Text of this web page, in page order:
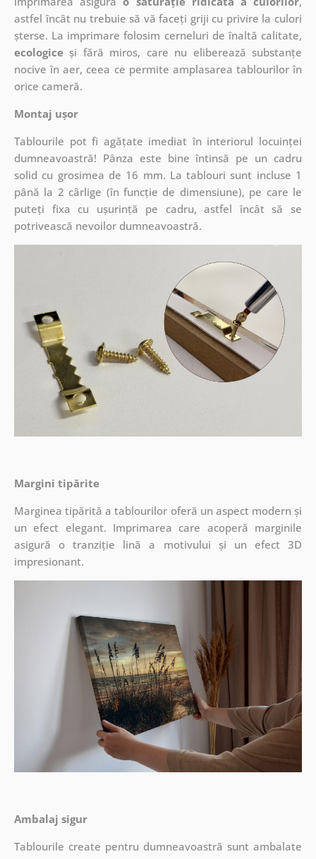
astfel încât nu trebuie să vă faceți griji cu privire la culori
șterse. La imprimare folosim cerneluri de înaltă calitate,
ecologiceși fără miros, care nu eliberează substanțe
nocive în aer, ceea ce permite amplasarea tablourilor în
orice cameră.
Montaj ușor
Tablourile pot fi agățate imediat în interiorul locuinței
dumneavoastră! Pânza este bine întinsă pe un cadru
solid cu grosimea de 16 mm. La tablouri sunt incluse 1
până la 2 cârlige (în funcție de dimensiune), pe care le
puteți fixa cu ușurință pe cadru, astfel încât să se
potrivească nevoilor dumneavoastră.
Margini tipărite
Marginea tipărită a tablourilor oferă un aspect modern și
un efect elegant. Imprimarea care acoperă marginile
asigură o tranziție lină a motivului și un efect 3D
impresionant.
Ambalaj sigur
Tablourile create pentru dumneavoastră sunt ambalate